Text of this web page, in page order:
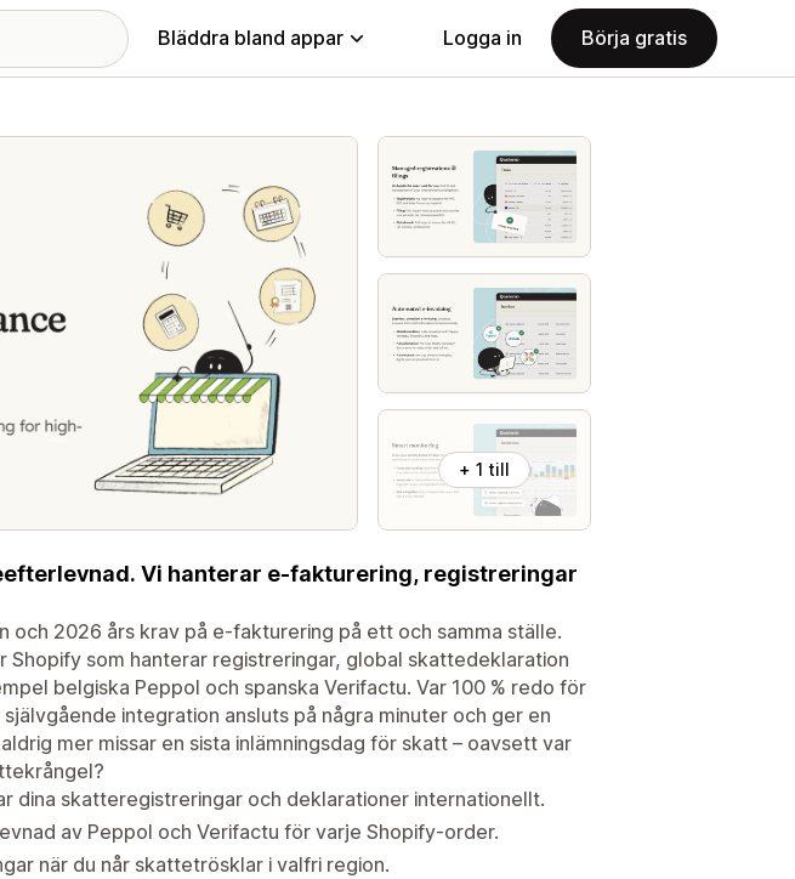
Bläddra bland appar Logga in Börja gratis
+ 1 till
Vi hanterar e-fakturering, registreringar
2026 års krav på e-fakturering på ett och samma ställe.
som hanterar registreringar, global skattedeklaration
belgiska Peppol och spanska Verifactu. Var 100 % redo för
integration ansluts på några minuter och ger en
mer missar en sista inlämningsdag för skatt – oavsett var
dina skatteregistreringar och deklarationer internationellt.
av Peppol och Verifactu för varje Shopify-order.
när du når skattetrösklar i valfri region.